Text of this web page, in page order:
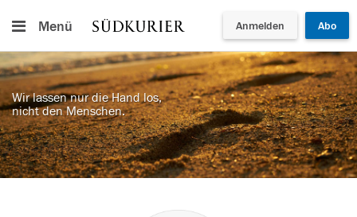
Menü Anmelden Abo
Wir lassen nur die Hand los,
nicht den Menschen.